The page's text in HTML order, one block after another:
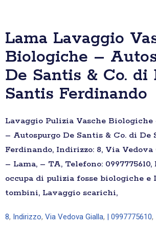
Lama Lavaggio
Biologiche –
De Santis & Co. di
Santis Ferdinando
Lavaggio Pulizia Vasche Biologiche
– Autospurgo De Santis & Co. di De
Ferdinando, Indirizzo: 8, Via Vedova
– Lama, – TA, Telefono:
occupa di pulizia fosse biologiche e
tombini, Lavaggio scarichi,
8, Indirizzo, Via Vedova Gialla, | 0997775610,